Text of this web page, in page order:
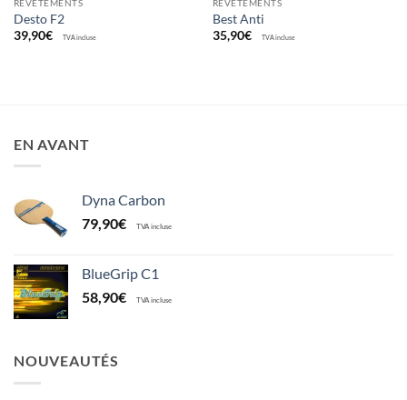
REVÊTEMENTS
Desto F2
39,90€ TVA incluse
REVÊTEMENTS
Best Anti
35,90€ TVA incluse
EN AVANT
Dyna Carbon
79,90€ TVA incluse
BlueGrip C1
58,90€ TVA incluse
NOUVEAUTÉS